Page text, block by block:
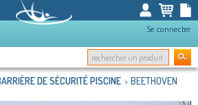
Se connecter
DE SÉCURITÉ PISCINE > BEETHOVEN